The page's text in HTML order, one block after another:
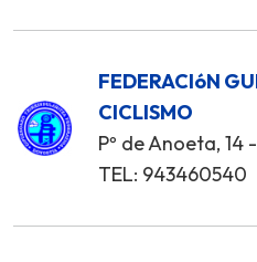
FEDERACIóN
CICLISMO
Pº de Anoeta, 14
TEL: 943460540